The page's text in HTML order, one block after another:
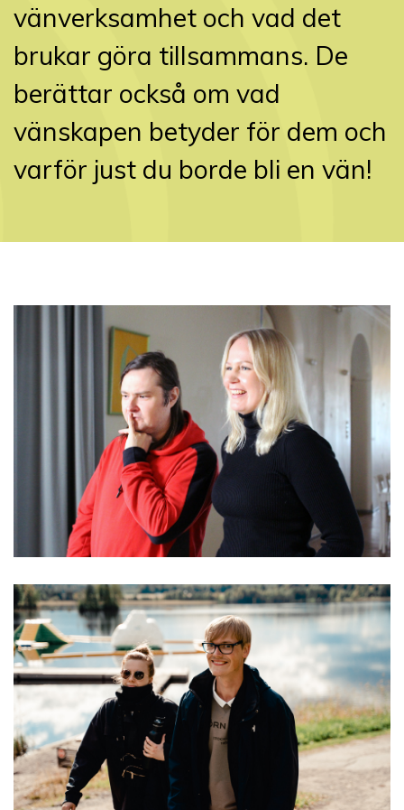
vänverksamhet och vad det
brukar göra tillsammans. De
berättar också om vad
vänskapen betyder för dem och
varför just du borde bli en vän!